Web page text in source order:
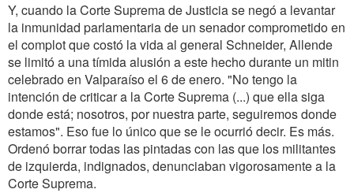
Y, cuando la Corte Suprema de Justicia se negó a levantar
la inmunidad parlamentaria de un senador comprometido en
el complot que costó la vida al general Schneider, Allende
se limitó a una tímida alusión a este hecho durante un mitin
celebrado en Valparaíso el 6 de enero. "No tengo la
intención de criticar a la Corte Suprema (...) que ella siga
donde está; nosotros, por nuestra parte, seguiremos donde
estamos". Eso fue lo único que se le ocurrió decir. Es más.
Ordenó borrar todas las pintadas con las que los militantes
de izquierda, indignados, denunciaban vigorosamente a la
Corte Suprema.